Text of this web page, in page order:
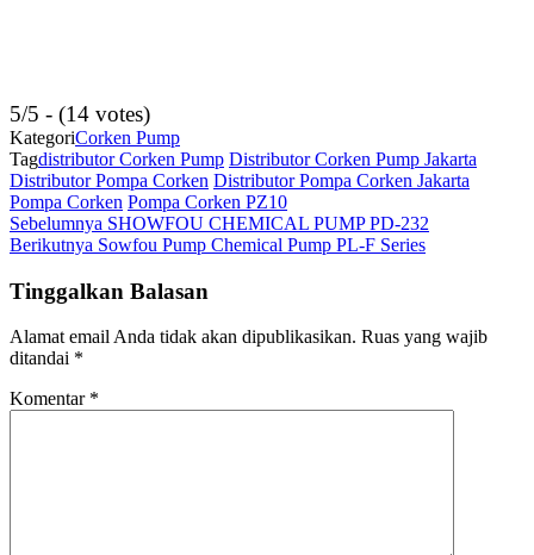
5/5 - (14 votes)
KategoriCorken Pump
Tagdistributor Corken Pump Distributor Corken Pump Jakarta
Distributor Pompa Corken Distributor Pompa Corken Jakarta
Pompa Corken Pompa Corken PZ10
Navigasi
pos
Pos
Sebelumnya
Sebelumnya SHOWFOU CHEMICAL PUMP PD-232
Pos
Berikutnya Sowfou Pump Chemical Pump PL-F Series
Tinggalkan Balasan
Alamat email Anda tidak akan dipublikasikan. Ruas yang wajib
ditandai *
Komentar *